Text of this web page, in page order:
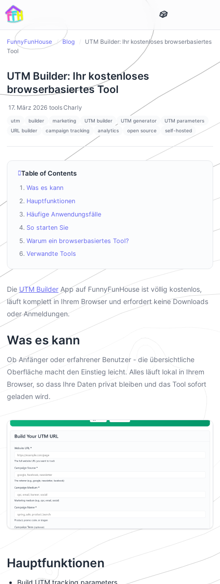
FunnyFunHouse / Blog
UTM Builder: Ihr kostenloses browserbasiertes
Tool
UTM Builder: Ihr kostenloses
browserbasiertes Tool
17. März 2026 toolsCharly
utm builder marketing UTM builder UTM generator
UTM parameters
URL builder
campaign tracking analytics open source self-hosted
Table of Contents
Was es kann
Hauptfunktionen
Häufige Anwendungsfälle
So starten Sie
Warum ein browserbasiertes Tool?
Verwandte Tools
Die UTM Builder App auf FunnyFunHouse ist völlig kostenlos,
läuft komplett in Ihrem Browser und erfordert keine Downloads
oder Anmeldungen.
Was es kann
Ob Anfänger oder erfahrener Benutzer - die übersichtliche
Oberfläche macht den Einstieg leicht. Alles läuft lokal in Ihrem
Browser, so dass Ihre Daten privat bleiben und das Tool sofort
geladen wird.
Hauptfunktionen
Build UTM tracking parameters